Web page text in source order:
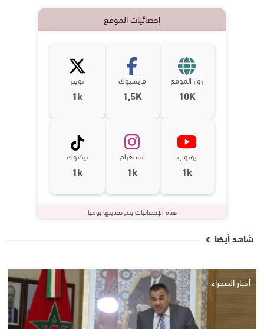
إحصائيات الموقع
زوار الموقع
10K
فايسبوك
1,5K
تويتر
1k
يوتوب
1k
انستغرام
1k
تيكتوك
1k
هذه الإحصائيات يتم تحديثها يوميا
شاهد أيضا
أخبار الصحراء